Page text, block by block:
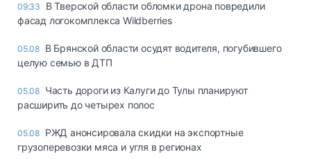
09:33
В Тверской области обломки дрона повредили
фасад логокомплекса Wildberries
05.08 В Брянской области осудят водителя, погубившего
целую семью в ДТП
05.08 Часть дороги из Калуги до Тулы планируют
расширить до четырех полос
05.08 РЖД анонсировала скидки на экспортные
грузоперевозки мяса и угля в регионах